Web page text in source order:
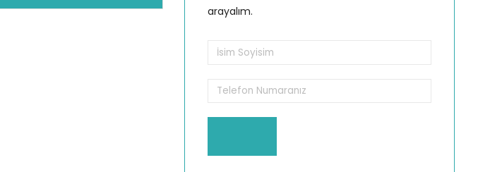
arayalım.